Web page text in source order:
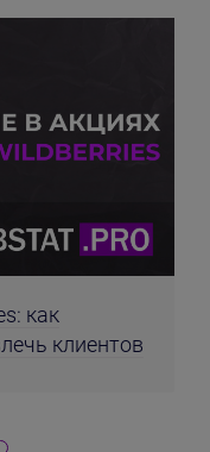
как
клиентов